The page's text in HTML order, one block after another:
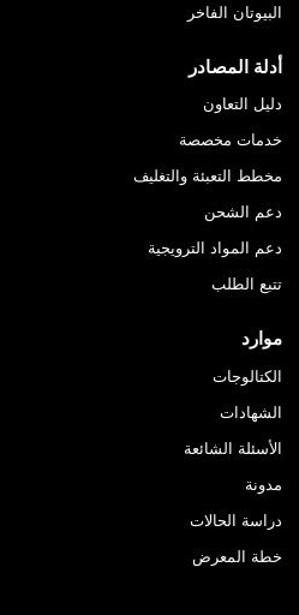
البيوتان الفاخر
أدلة المصادر
دليل التعاون
خدمات مخصصة
مخطط التعبئة والتغليف
دعم الشحن
دعم المواد الترويجية
تتبع الطلب
موارد
الكتالوجات
الشهادات
الأسئلة الشائعة
مدونة
دراسة الحالات
خطة المعرض